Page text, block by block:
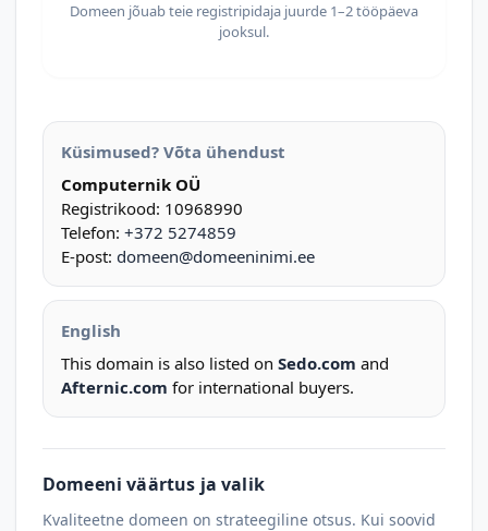
Domeen jõuab teie registripidaja juurde 1–2 tööpäeva
jooksul.
Küsimused? Võta ühendust
Computernik OÜ
Registrikood: 10968990
Telefon: +372 5274859
E-post: domeen@domeeninimi.ee
English
This domain is also listed on Sedo.com and
Afternic.com for international buyers.
Domeeni väärtus ja valik
Kvaliteetne domeen on strateegiline otsus. Kui soovid